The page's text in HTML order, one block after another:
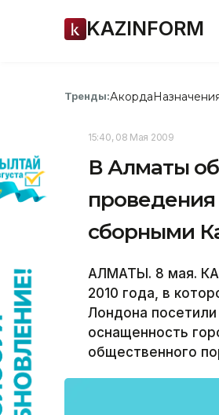
KAZINFORM
Тренды:Акорда
15:40, 08 Мая 2009
В Алматы
сборными
АЛМАТЫ. 8 мая.
2010 года, в
Лондона
оснащенность
общественного